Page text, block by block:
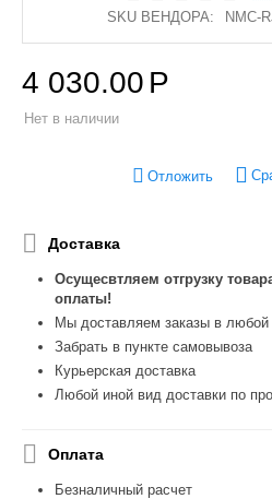
SKU ВЕНДОРА:
NMC-
4 030.00 Р
Нет в наличии
Отложить
Доставка
Осущесвтляем отгрузку
оплаты!
Мы доставляем заказы в любой
Забрать в пункте самовывоза
Курьерская доставка
Любой иной вид доставки по
Оплата
Безналичный расчет